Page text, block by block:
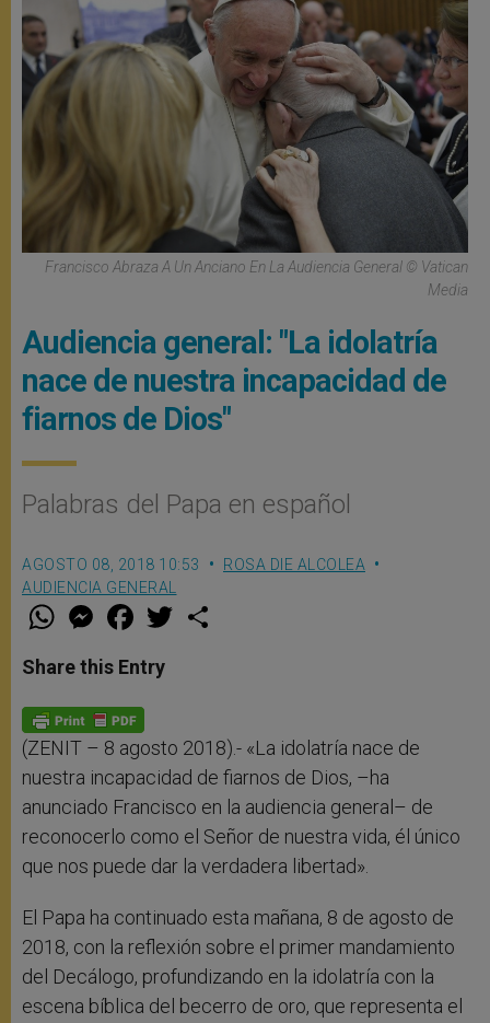
Francisco Abraza A Un Anciano En La Audiencia General © Vatican
Media
Audiencia general: "La idolatría
nace de nuestra incapacidad de
fiarnos de Dios"
Palabras del Papa en español
AGOSTO 08, 2018 10:53
ROSA DIE ALCOLEA
AUDIENCIA GENERAL
W
t
s
p
p
M
e
s
e
g
e
F
a
e
b
o
k
w
Share this Entry
(ZENIT – 8 agosto 2018).- «La idolatría nace de
nuestra incapacidad de fiarnos de Dios, –ha
anunciado Francisco en la audiencia general– de
reconocerlo como el Señor de nuestra vida, él único
que nos puede dar la verdadera libertad».
El Papa ha continuado esta mañana, 8 de agosto de
2018, con la reflexión sobre el primer mandamiento
del Decálogo, profundizando en la idolatría con la
escena bíblica del becerro de oro, que representa el